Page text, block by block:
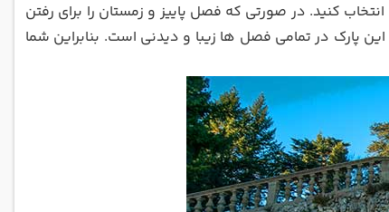
کنید. در صورتی که فصل پاییز و زمستان را برای رفتن
این پارک در تمامی فصل ها زیبا و دیدنی است. بنابراین شما